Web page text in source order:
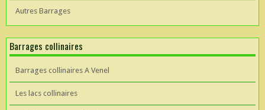
Autres Barrages
Barrages collinaires
Barrages collinaires A Venel
Les lacs collinaires